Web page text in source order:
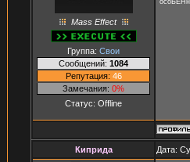
Mass Effect
Группа: Свои
Сообщений: 1084
Репутация: 46
Замечания: 0%
Статус: Offline
Киприда Дата: